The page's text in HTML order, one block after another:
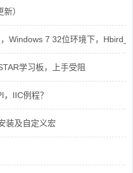
）
，Windows 7 32位环境下，
学习板，上手受阻
IIC例程？
装及自定义宏